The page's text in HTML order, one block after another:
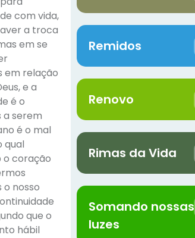
com vida,
a troca
em se
em relação
e a
é o
a serem
é o mal
qual
o coração
nosso
que o
hábil
Remidos
Renovo
Rimas da Vida
Somando nossas
luzes